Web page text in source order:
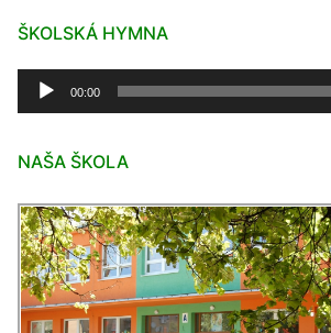
ŠKOLSKÁ HYMNA
Audio
prehrávač
00:00
NAŠA ŠKOLA